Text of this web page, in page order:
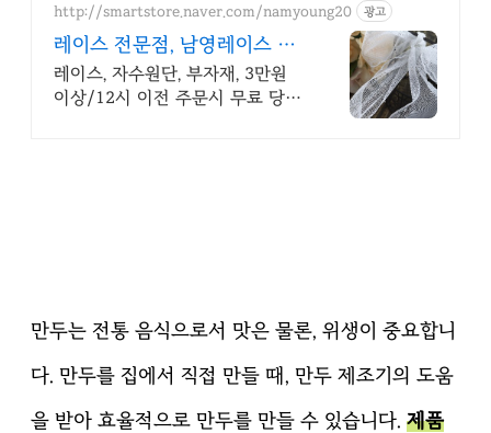
http://smartstore.naver.com/namyoung20 광고
레이스 전문점, 남영레이스 매
일 신상 레이스 업데이트!
레이스, 자수원단, 부자재, 3만원
이상/12시 이전 주문시 무료 당일
만두는 전통 음식으로서 맛은 물론, 위생이 중요합니
다. 만두를 집에서 직접 만들 때, 만두 제조기의 도움
을 받아 효율적으로 만두를 만들 수 있습니다. 제품